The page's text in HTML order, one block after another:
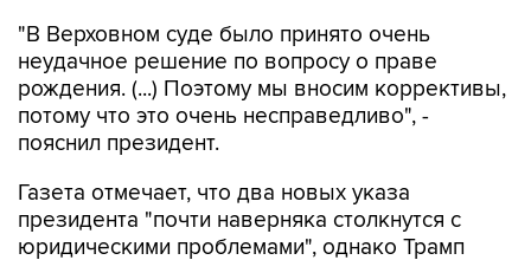
"В Верховном суде было принято очень
неудачное решение по вопросу о праве
рождения. (...) Поэтому мы вносим коррективы,
потому что это очень несправедливо", -
пояснил президент.
Газета отмечает, что два новых указа
президента "почти наверняка столкнутся с
юридическими проблемами", однако Трамп